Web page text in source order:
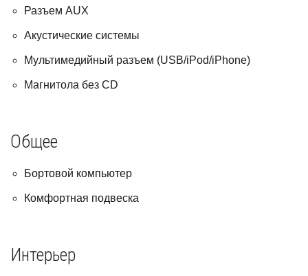
Разъем AUX
Акустические системы
Мультимедийный разъем (USB/iPod/iPhone)
Магнитола без CD
Общее
Бортовой компьютер
Комфортная подвеска
Интерьер